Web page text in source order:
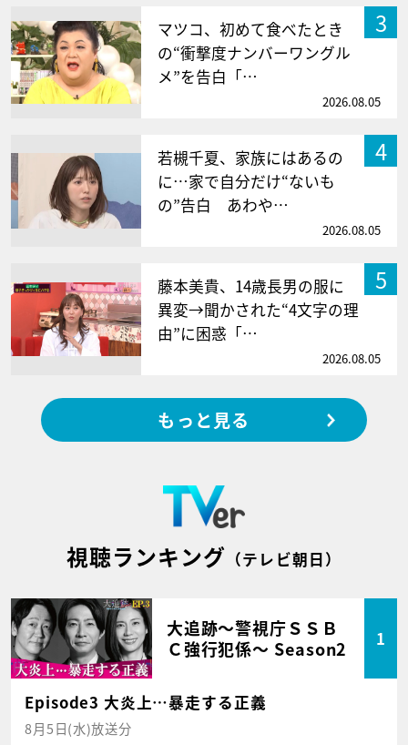
3
マツコ、初めて食べたとき
の“衝撃度ナンバーワングル
メ”を告白「…
2026.08.05
4
若槻千夏、家族にはあるの
に…家で自分だけ“ないも
の”告白 あわや…
2026.08.05
5
藤本美貴、14歳長男の服に
異変→聞かされた“4文字の理
由”に困惑「…
2026.08.05
もっと見る
視聴ランキング （テレビ朝日）
大追跡～警視庁ＳＳＢ
Ｃ強行犯係～ Season2
1
Episode3 大炎上…暴走する正義
8月5日(水)放送分